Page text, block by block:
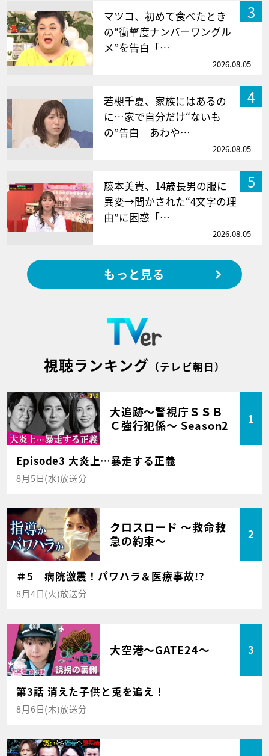
3
マツコ、初めて食べたとき
の“衝撃度ナンバーワングル
メ”を告白「…
2026.08.05
4
若槻千夏、家族にはあるの
に…家で自分だけ“ないも
の”告白 あわや…
2026.08.05
5
藤本美貴、14歳長男の服に
異変→聞かされた“4文字の理
由”に困惑「…
2026.08.05
もっと見る
視聴ランキング （テレビ朝日）
大追跡～警視庁ＳＳＢ
Ｃ強行犯係～ Season2
1
Episode3 大炎上…暴走する正義
8月5日(水)放送分
クロスロード ～救命救
急の約束～
2
＃5 病院激震！パワハラ＆医療事故!?
8月4日(火)放送分
大空港～GATE24～ 3
第3話 消えた子供と兎を追え！
8月6日(木)放送分